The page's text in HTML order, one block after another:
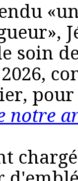
soin
notre